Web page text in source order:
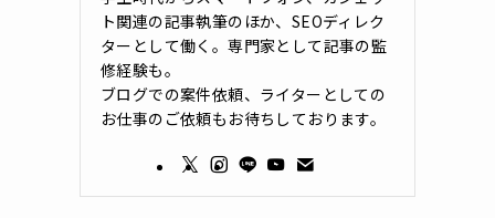
ト関連の記事執筆のほか、SEOディレク
ターとして働く。専門家として記事の監
修経験も。
ブログでの案件依頼、ライターとしての
お仕事のご依頼もお待ちしております。